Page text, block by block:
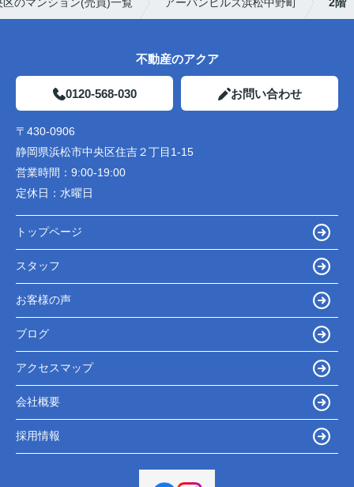
不動産のアクア
0120-568-030 お問い合わせ
〒430-0906
静岡県浜松市中央区住吉２丁目1-15
営業時間： 9:00-19:00
定休日： 水曜日
トップページ
スタッフ
お客様の声
ブログ
アクセスマップ
会社概要
採用情報